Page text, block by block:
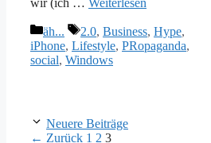
Kategorien
äh... Schlagwörter
2.0, Business, Hype,
iPhone, Lifestyle, PRopaganda,
social, Windows
Neuere Beiträge
← Zurück Seite
1 Seite
2 Seite
3